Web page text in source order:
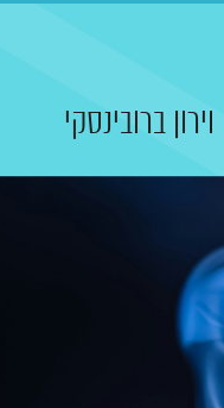
וירון ברובינסקי